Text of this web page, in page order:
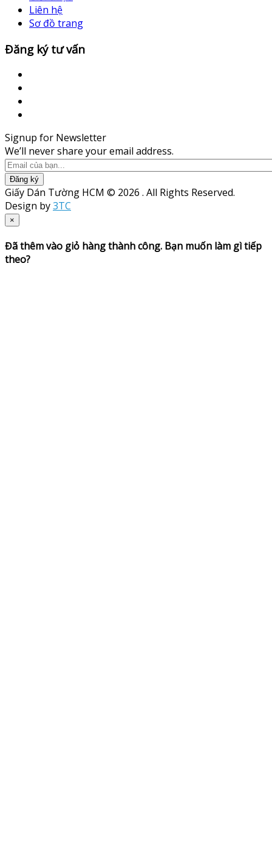
Liên hệ
Sơ đồ trang
Đăng ký tư vấn
Signup for Newsletter
We’ll never share your email address.
Đăng ký
Giấy Dán Tường HCM © 2026 . All Rights Reserved.
Design by3TC
×
Đã thêm vào giỏ hàng thành công. Bạn muốn làm gì tiếp
theo?